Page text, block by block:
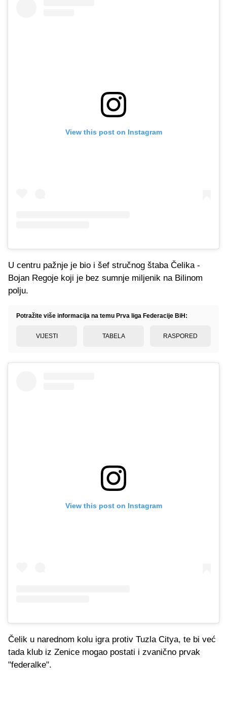
View this post on Instagram
U centru pažnje je bio i šef stručnog štaba Čelika -
Bojan Regoje koji je bez sumnje miljenik na Bilinom
polju.
Potražite više informacija na temu Prva liga Federacije BiH:
VIJESTI TABELA RASPORED
View this post on Instagram
Čelik u narednom kolu igra protiv Tuzla Citya, te bi već
tada klub iz Zenice mogao postati i zvanično prvak
"federalke".